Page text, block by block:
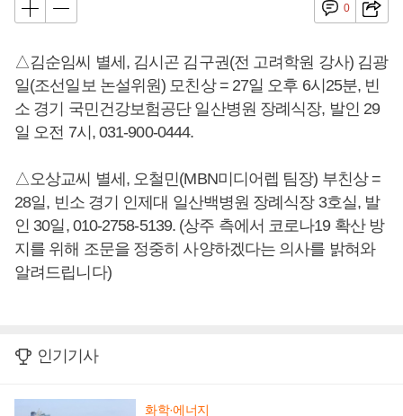
0
△김순임씨 별세, 김시곤 김구권(전 고려학원 강사) 김광
일(조선일보 논설위원) 모친상 = 27일 오후 6시25분, 빈
소 경기 국민건강보험공단 일산병원 장례식장, 발인 29
일 오전 7시, 031-900-0444.
△오상교씨 별세, 오철민(MBN미디어렙 팀장) 부친상 =
28일, 빈소 경기 인제대 일산백병원 장례식장 3호실, 발
인 30일, 010-2758-5139. (상주 측에서 코로나19 확산 방
지를 위해 조문을 정중히 사양하겠다는 의사를 밝혀와
알려드립니다)
인기기사
화학·에너지